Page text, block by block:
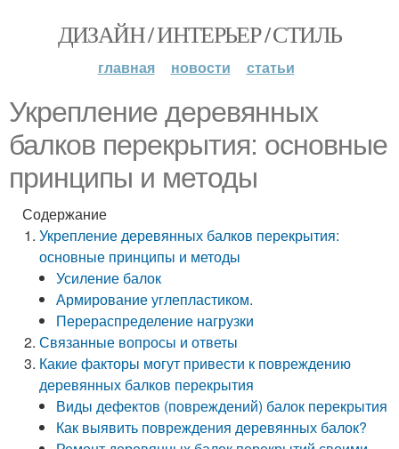
ДИЗАЙН / ИНТЕРЬЕР / СТИЛЬ
главная новости статьи
Укрепление деревянных
балков перекрытия: основные
принципы и методы
Содержание
Укрепление деревянных балков перекрытия:
основные принципы и методы
Усиление балок
Армирование углепластиком.
Перераспределение нагрузки
Связанные вопросы и ответы
Какие факторы могут привести к повреждению
деревянных балков перекрытия
Виды дефектов (повреждений) балок перекрытия
Как выявить повреждения деревянных балок?